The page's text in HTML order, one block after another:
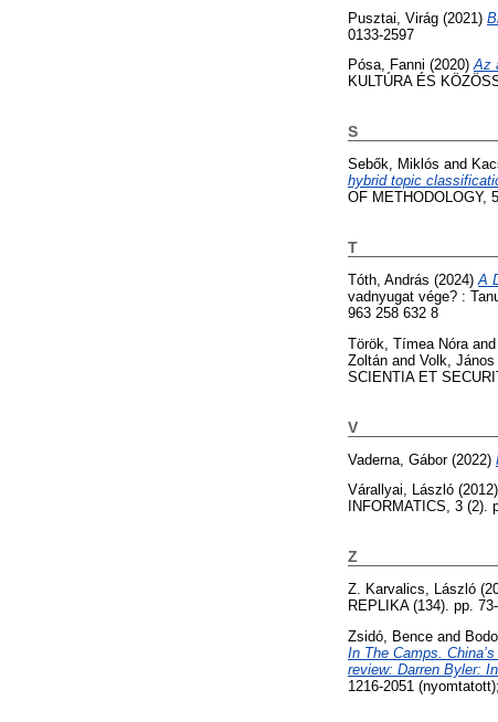
Pusztai, Virág (2021)
0133-2597
Pósa, Fanni (2020)Az
KULTÚRA ÉS
S
Sebők, Miklós and
hybrid topic
OF METHODOLOGY,
T
Tóth, András (2024)A
vadnyugat vége? :
963 258 632 8
Török, Tímea Nóra and
Zoltán and Volk, János
SCIENTIA ET
V
Vaderna, Gábor(2022)
Várallyai, László (2012)
INFORMATICS, 3 (2).
Z
Z. Karvalics, László
REPLIKA (134). pp.
Zsidó, Bence and
In The Camps.
review: Darren Byler:
1216-2051